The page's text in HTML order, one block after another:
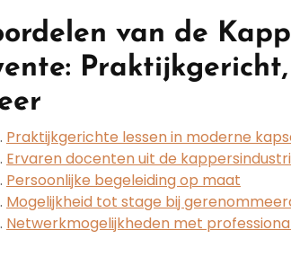
van de
Praktijkgerichte lessen in moderne
Ervaren docenten uit de
Persoonlijke begeleiding op maat
Mogelijkheid tot stage bij
Netwerkmogelijkheden met